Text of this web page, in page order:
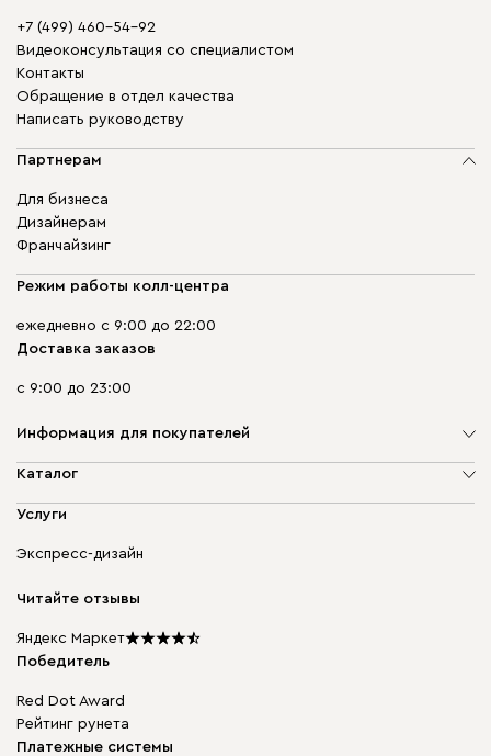
+7 (499) 460-54-92
Видеоконсультация со специалистом
Контакты
Обращение в отдел качества
Написать руководству
Партнерам
Для бизнеса
Дизайнерам
Франчайзинг
Режим работы колл-центра
ежедневно с 9:00 до 22:00
Доставка заказов
с 9:00 до 23:00
Информация для покупателей
О компании
Доставка и оплата
диван.клуб
Подарочные сертификаты
Мы в прессе
Каталог
Мягкая мебель
Бескаркасная мебель
Столы и стулья
Услуги
Экспресс-дизайн
Читайте отзывы
Яндекс Маркет
Победитель
Red Dot Award
Рейтинг рунета
Платежные системы